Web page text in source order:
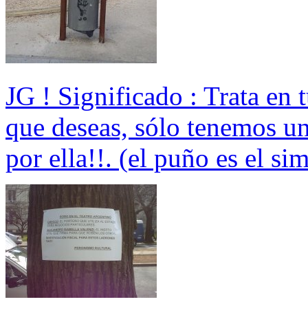
JG ! Significado : Trata en
que deseas, sólo tenemos
por ella!!. (el puño es el